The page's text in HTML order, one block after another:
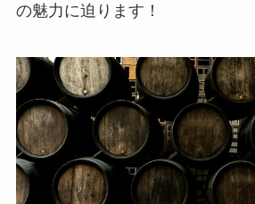
の魅力に迫ります！